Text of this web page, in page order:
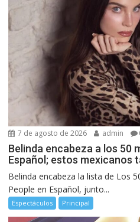
7 de agosto de 2026 admin
Belinda encabeza a los 50
Español; estos mexicanos
Belinda encabeza la lista de Los
People en Español, junto...
Espectáculos Principal